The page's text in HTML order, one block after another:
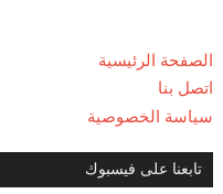
الصفحة الرئيسية
اتصل بنا
سياسة الخصوصية
تابعنا على فيسبوك